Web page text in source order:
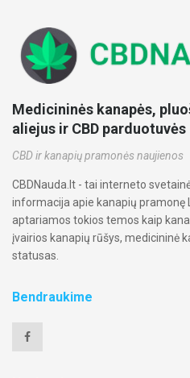
Medicininės kanapės,
aliejus ir CBD parduotuvės
CBD ir kanapių pramonės naujienos
CBDNauda.lt - tai interneto
informacija apie kanapių pramonę
aptariamos tokios temos kaip
įvairios kanapių rūšys, medicininė
statusas.
Bendraukime